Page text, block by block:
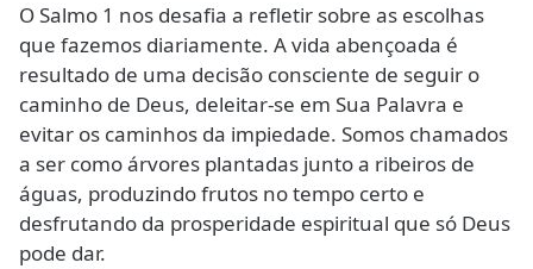
O Salmo 1 nos desafia a refletir sobre as escolhas
que fazemos diariamente. A vida abençoada é
resultado de uma decisão consciente de seguir o
caminho de Deus, deleitar-se em Sua Palavra e
evitar os caminhos da impiedade. Somos chamados
a ser como árvores plantadas junto a ribeiros de
águas, produzindo frutos no tempo certo e
desfrutando da prosperidade espiritual que só Deus
pode dar.